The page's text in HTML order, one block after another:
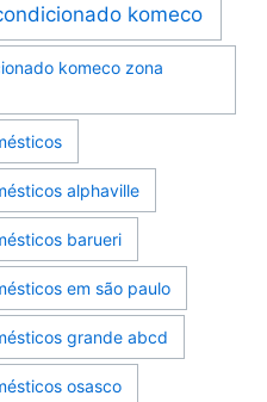
komeco
komeco zona
alphaville
barueri
em são paulo
grande abcd
osasco